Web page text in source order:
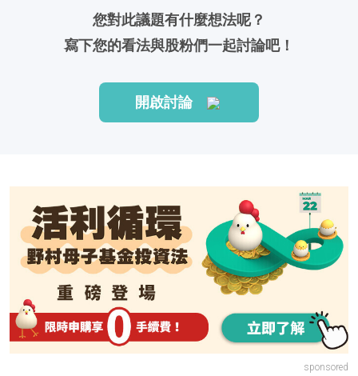
您對此議題有什麼想法呢？
寫下您的看法與股粉們一起討論吧！
開啟討論
sponsored